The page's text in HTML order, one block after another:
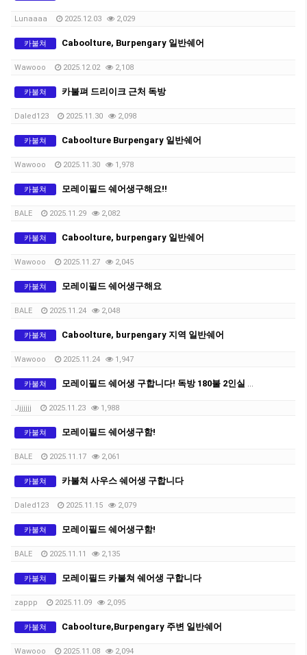
Lunaaaa 2025.12.03 2,029
카불쳐 Caboolture, Burpengary 일반쉐어
Wawooo 2025.12.02 2,108
카불쳐 카불펴 드리이크 근처 독방
Daled123 2025.11.30 2,098
카불쳐 Caboolture Burpengary 일반쉐어
Wawooo 2025.11.30 1,978
카불쳐 모레이필드 쉐어생구해요!!
BALE 2025.11.29 2,082
카불쳐 Caboolture, burpengary 일반쉐어
Wawooo 2025.11.27 2,045
카불쳐 모레이필드 쉐어생구해요
BALE 2025.11.24 2,048
카불쳐 Caboolture, burpengary 지역 일반쉐어
Wawooo 2025.11.24 1,947
카불쳐 모레이필드 쉐어생 구합니다! 독방 180불 2인실 150불
Jjjjjjj 2025.11.23 1,988
카불쳐 모레이필드 쉐어생구함!
BALE 2025.11.17 2,061
카불쳐 카불쳐 사우스 쉐어생 구합니다
Daled123 2025.11.15 2,079
카불쳐 모레이필드 쉐어생구함!
BALE 2025.11.11 2,135
카불쳐 모레이필드 카불쳐 쉐어생 구합니다
zappp 2025.11.09 2,095
카불쳐 Caboolture,Burpengary 주변 일반쉐어
Wawooo 2025.11.08 2,094